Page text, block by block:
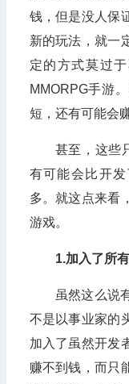
钱，但是没人保
新的玩法，就一
定的方式莫过
MMORPG手游
短，还有可能会
甚至，这些
有可能会比开
多。就这点来看
游戏。
1.加入了所
虽然这么说
不是以事业家的
加入了虽然开发
赚不到钱，而只